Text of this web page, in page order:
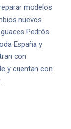
modelos
nuevos
Pedrós
España y
con
y cuentan con